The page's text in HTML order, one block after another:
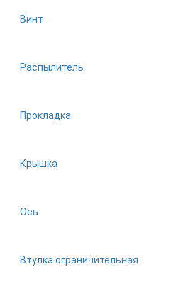
Винт
Распылитель
Прокладка
Крышка
Ось
Втулка ограничительная